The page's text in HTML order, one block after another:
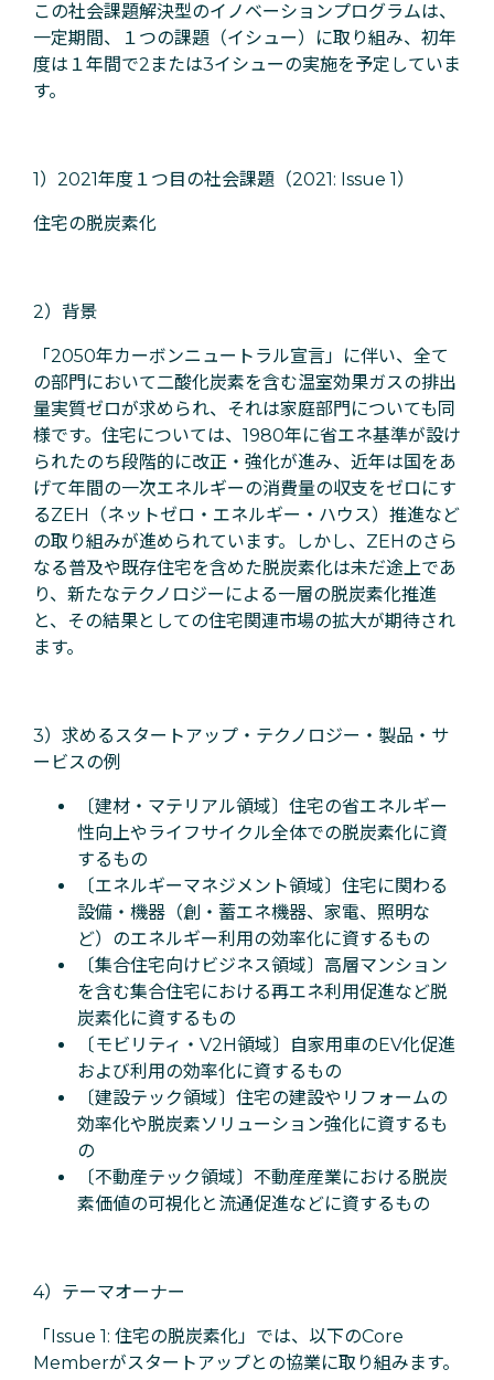
この社会課題解決型のイノベーションプログラムは、
一定期間、１つの課題（イシュー）に取り組み、初年
度は１年間で2または3イシューの実施を予定していま
す。
1）2021年度１つ目の社会課題（2021: Issue 1）
住宅の脱炭素化
2）背景
「2050年カーボンニュートラル宣言」に伴い、全て
の部門において二酸化炭素を含む温室効果ガスの排出
量実質ゼロが求められ、それは家庭部門についても同
様です。住宅については、1980年に省エネ基準が設け
られたのち段階的に改正・強化が進み、近年は国をあ
げて年間の一次エネルギーの消費量の収支をゼロにす
るZEH（ネットゼロ・エネルギー・ハウス）推進など
の取り組みが進められています。しかし、ZEHのさら
なる普及や既存住宅を含めた脱炭素化は未だ途上であ
り、新たなテクノロジーによる一層の脱炭素化推進
と、その結果としての住宅関連市場の拡大が期待され
ます。
3）求めるスタートアップ・テクノロジー・製品・サ
ービスの例
〔建材・マテリアル領域〕住宅の省エネルギー
性向上やライフサイクル全体での脱炭素化に資
するもの
〔エネルギーマネジメント領域〕住宅に関わる
設備・機器（創・蓄エネ機器、家電、照明な
ど）のエネルギー利用の効率化に資するもの
〔集合住宅向けビジネス領域〕高層マンション
を含む集合住宅における再エネ利用促進など脱
炭素化に資するもの
〔モビリティ・V2H領域〕自家用車のEV化促進
および利用の効率化に資するもの
〔建設テック領域〕住宅の建設やリフォームの
効率化や脱炭素ソリューション強化に資するも
の
〔不動産テック領域〕不動産産業における脱炭
素価値の可視化と流通促進などに資するもの
4）テーマオーナー
「Issue 1: 住宅の脱炭素化」では、以下のCore
Memberがスタートアップとの協業に取り組みます。